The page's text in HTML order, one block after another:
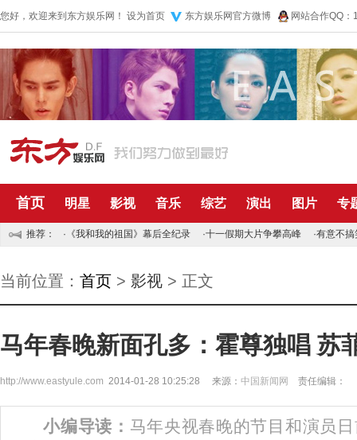
您好，欢迎来到东方娱乐网！ 设为首页 东方娱乐网官方微博 网站合作QQ
首页 明星 影视 音乐 综艺 演出 图片 专
推荐： · 《我和我的祖国》幕后全纪录 ·十一假期大片争攀高峰 ·有意不搞
当前位置： 首页 > 影视 > 正文
马年春晚新面孔多：霍尊独唱 苏
http://www.eastyule.com 2014-01-28 10:25:28 来源： 中国新闻网 责任编辑：
小编导读： 马年央视春晚的节目和演员